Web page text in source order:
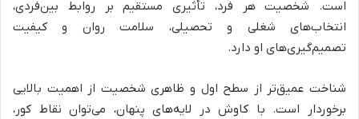
است. شخصیت هر فرد، تأثیری مستقیم بر روابط بین‌فردی،
انتخاب‌های شغلی و تحصیلی، سلامت روان و کیفیت
تصمیم‌گیری‌های او دارد.
شناخت عمیق‌تر از سطح اول و ظاهری شخصیت از اهمیت بالایی
برخوردار است. با کاوش در لایه‌های پنهان، می‌توان نقاط کور،